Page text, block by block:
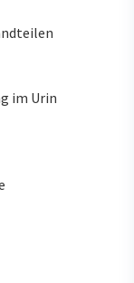
im Urin